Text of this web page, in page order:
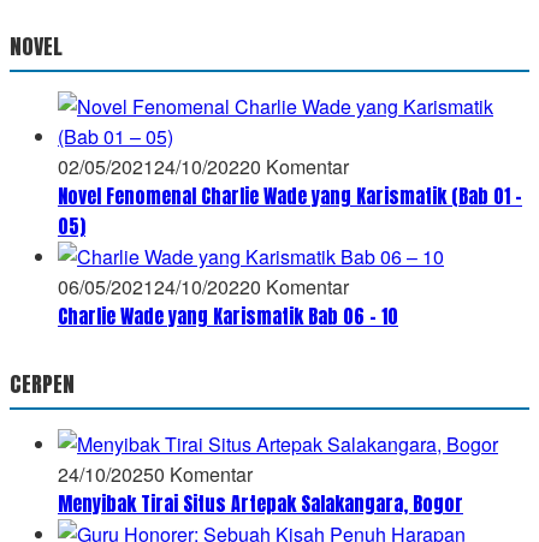
NOVEL
02/05/202124/10/20220 Komentar
Novel Fenomenal Charlie Wade yang Karismatik (Bab 01 –
05)
06/05/202124/10/20220 Komentar
Charlie Wade yang Karismatik Bab 06 – 10
CERPEN
24/10/20250 Komentar
Menyibak Tirai Situs Artepak Salakangara, Bogor